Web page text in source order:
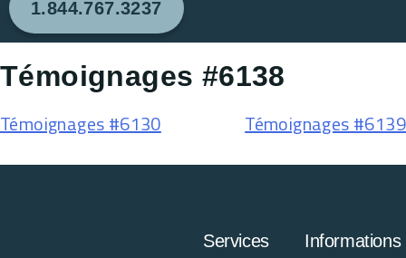
1.844.767.3237
Témoignages #6138
Témoignages #6130 Témoignages #6139
Services
Informations